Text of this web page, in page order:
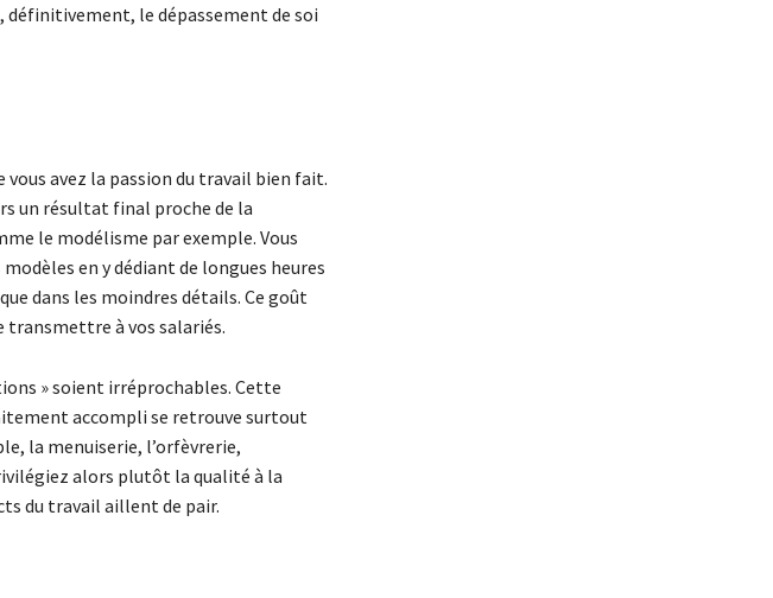
définitivement, le dépassement de soi
vous avez la passion du travail bien fait.
un résultat final proche de la
le modélisme par exemple. Vous
en y dédiant de longues heures
dans les moindres détails. Ce goût
transmettre à vos salariés.
» soient irréprochables. Cette
accompli se retrouve surtout
la menuiserie, l’orfèvrerie,
alors plutôt la qualité à la
du travail aillent de pair.